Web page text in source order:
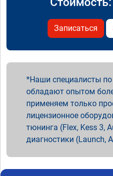
Записаться
Наши специалисты
обладают опытом
применяем только
лицензионное
тюнинга (Flex, Kess 3,
диагностики (Launch,